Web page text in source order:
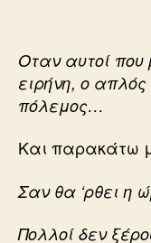
Οταν αυτοί
ειρήνη, ο
πόλεμος…
Και παρακάτω
Σαν θα ‘ρθει η
Πολλοί δεν